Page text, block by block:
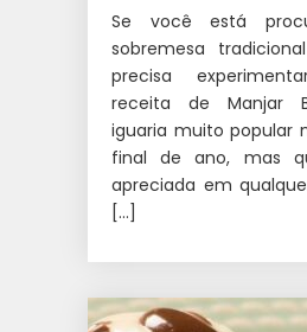
Se você está
sobremesa
precisa
receita de Manjar
iguaria muito popular
final de ano, mas
apreciada em
[…]